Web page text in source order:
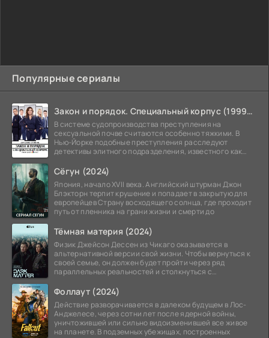
Популярные сериалы
Закон и порядок. Специальный корпус (1999-2026)
В системе судопроизводства преступления на
сексуальной почве считаются особенно тяжкими. В
Нью-Йорке подобные преступления расследуют
детективы элитного подразделения, известного как
Сёгун (2024)
Япония, начало XVII века. Английский штурман Джон
Блэкторн терпит крушение и попадает в закрытую для
европейцев Страну восходящего солнца, где проходит
путь от пленника на грани жизни и смерти до
Тёмная материя (2024)
Физик Джейсон Дессен из Чикаго оказывается в
альтернативной версии свой жизни. Чтобы вернуться к
своей семье, он должен будет пройти через ряд
параллельных реальностей и столкнуться с
Фоллаут (2024)
Действие разворачивается в далеком будущем в Лос-
Анджелесе, через сотни лет после ядерной войны,
уничтожившей или сильно видоизменившей все живое
на планете. В подземных убежищах, построенных